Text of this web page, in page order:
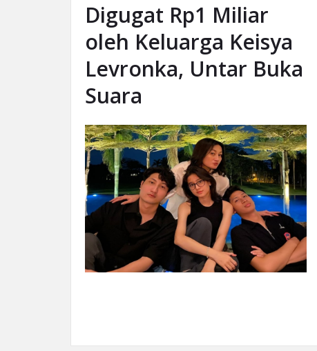
Digugat Rp1 Miliar
oleh Keluarga Keisya
Levronka, Untar Buka
Suara